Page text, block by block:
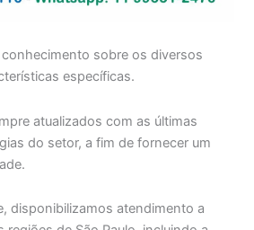
sobre os diversos
específicas.
atualizados com as últimas
do setor, a fim de fornecer um
disponibilizamos atendimento a